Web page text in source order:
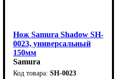
Нож Samura Shadow SH-
0023, универсальный
150мм
Samura
SH-0023